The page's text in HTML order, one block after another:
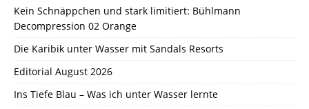
Kein Schnäppchen und stark limitiert: Bühlmann
Decompression 02 Orange
Die Karibik unter Wasser mit Sandals Resorts
Editorial August 2026
Ins Tiefe Blau – Was ich unter Wasser lernte